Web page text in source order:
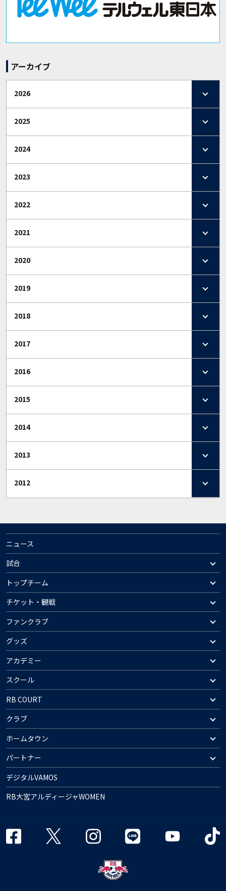
アーカイブ
2026
2025
2024
2023
2022
2021
2020
2019
2018
2017
2016
2015
2014
2013
2012
ニュース
試合
トップチーム
チケット・観戦
ファンクラブ
グッズ
アカデミー
スクール
RB COURT
クラブ
ホームタウン
パートナー
デジタルVAMOS
RB大宮アルディージャWOMEN